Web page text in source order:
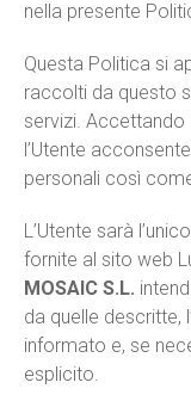
nella presente
Questa Politica si
raccolti da questo
servizi. Accettando
l’Utente
personali così
L’Utente sarà
fornite al sito web
MOSAIC S.L.
da quelle descritte,
informato e, se
esplicito.